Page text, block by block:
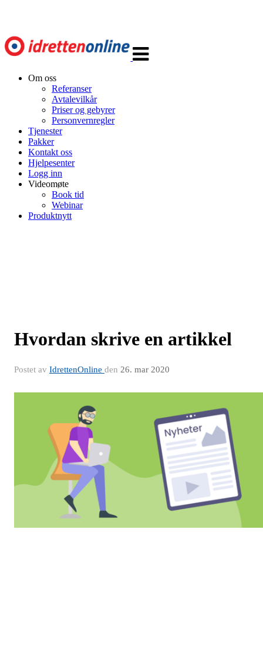
navigasjon
Om oss
Referanser
Avtalevilkår
Priser og gebyrer
Personvernregler
Tjenester
Pakker
Kontakt oss
Hjelpesenter
Logg inn
Videomøte
Book tid
Webinar
Produktnytt
Hvordan skrive en artikkel
Postet av IdrettenOnline den 26. mar 2020